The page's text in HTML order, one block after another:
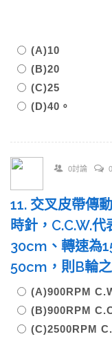
(A)10
(B)20
(C)25
(D)40。
0討論
11. 交叉皮帶傳
時針，C.C.W.
30cm、轉速為
50cm，則B輪
(A)900RPM
(B)900RPM
(C)2500RPM